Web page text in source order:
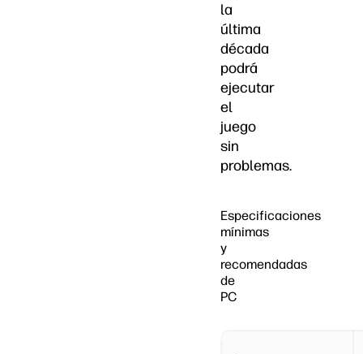
la
última
década
podrá
ejecutar
el
juego
sin
problemas.
Especificaciones
mínimas
y
recomendadas
de
PC